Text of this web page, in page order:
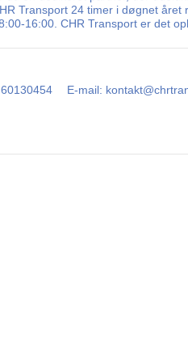
Transport 24 timer i døgnet
16:00. CHR Transport er det
60130454 E-mail: